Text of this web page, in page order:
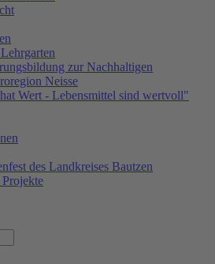
zur Nachhaltigen
Neisse
Wert - Lebensmittel sind wertvoll"
des Landkreises Bautzen